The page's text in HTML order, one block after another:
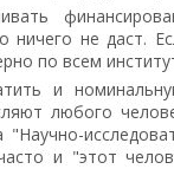
ничего не даст.
по всем
и
любого
и "этот